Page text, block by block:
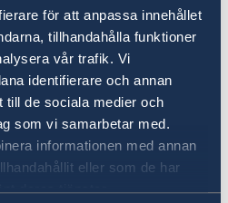
för att anpassa innehållet
tillhandahålla funktioner
vår trafik. Vi
identifierare och annan
till de sociala medier och
som vi samarbetar med.
informationen med annan
eller som de har
deras tjänster.
stöd att spela den
och
sårbart för
på grund av landets